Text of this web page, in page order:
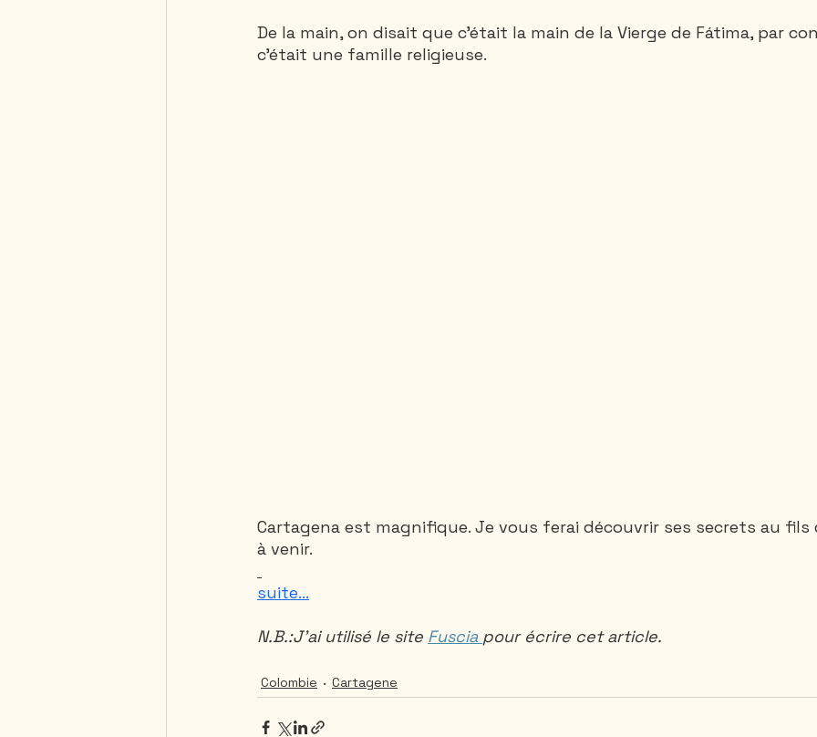
De la main, on disait que c'était la main de la Vierge de Fátima, par
c'était une famille religieuse.
Cartagena est magnifique. Je vous ferai découvrir ses secrets au fils
à venir.
suite...
N.B.:J’ai utilisé le site Fuscia pour écrire cet article.
Colombie Cartagene